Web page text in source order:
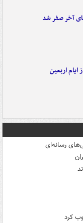
آخر صفر شد
اربعین
رسانه‌ای
کرد